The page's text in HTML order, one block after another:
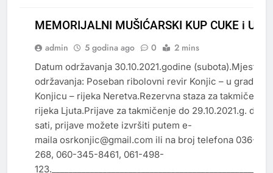
OBAVIJESTI
MEMORIJALNI MUŠIĆARSKI KUP CUKE i UJE
admin 5 godina ago 0 2 mins
Datum održavanja 30.10.2021.godine (subota).Mjesto
održavanja: Poseban ribolovni revir Konjic – u gradu
Konjicu – rijeka Neretva.Rezervna staza za takmičenje:
rijeka Ljuta.Prijave za takmičenje do 29.10.2021.g. do
sati, prijave možete izvršiti putem e-
maila osrkonjic@gmail.com ili na broj telefona 036-
268, 060-345-8461, 061-498-